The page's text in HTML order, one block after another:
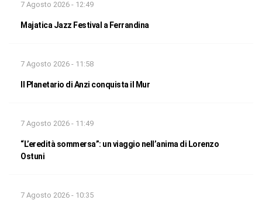
7 Agosto 2026 - 12:49
Majatica Jazz Festival a Ferrandina
7 Agosto 2026 - 11:58
Il Planetario di Anzi conquista il Mur
7 Agosto 2026 - 11:49
“L’eredità sommersa”: un viaggio nell’anima di Lorenzo
Ostuni
7 Agosto 2026 - 10:35